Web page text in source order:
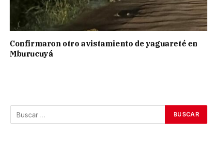
Confirmaron otro avistamiento de yaguareté en
Mburucuyá